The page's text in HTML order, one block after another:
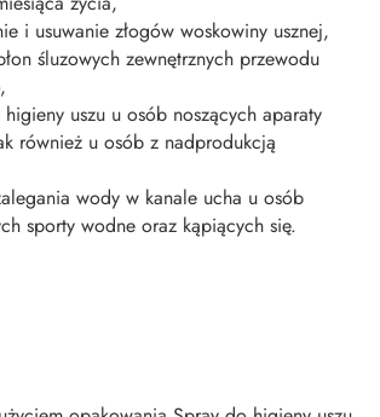
i usuwanie złogów woskowiny usznej,
śluzowych zewnętrznych przewodu
uszu u osób noszących aparaty
również u osób z nadprodukcją
wody w kanale ucha u osób
sporty wodne oraz kąpiących się.